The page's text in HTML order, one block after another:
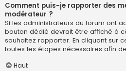
Comment puis-je rapporter des
modérateur ?
Si les administrateurs du forum ont
bouton dédié devrait être affiché à
souhaitez rapporter. En cliquant sur
toutes les étapes nécessaires afin
Haut